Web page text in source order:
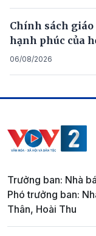
Chính sách giáo
hạnh phúc của
06/08/2026
Trưởng ban: Nhà
Phó trưởng ban:
Thân, Hoài Thu